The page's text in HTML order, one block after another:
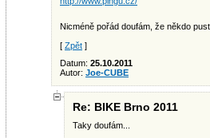
Nicméně pořád doufám, že někdo
[ Zpět ]
Datum: 25.10.2011
Autor: Joe-CUBE
Re: BIKE Brno 2011
Taky doufám...